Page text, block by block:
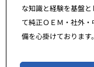
な知識と経験を基盤
て純正ＯＥＭ・社外
備を心掛けております。